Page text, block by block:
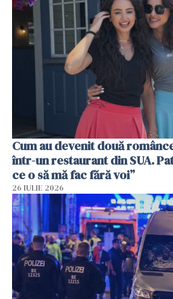
Cum au devenit două
într-un restaurant din SUA.
ce o să mă fac fără voi”
26 IULIE 2026